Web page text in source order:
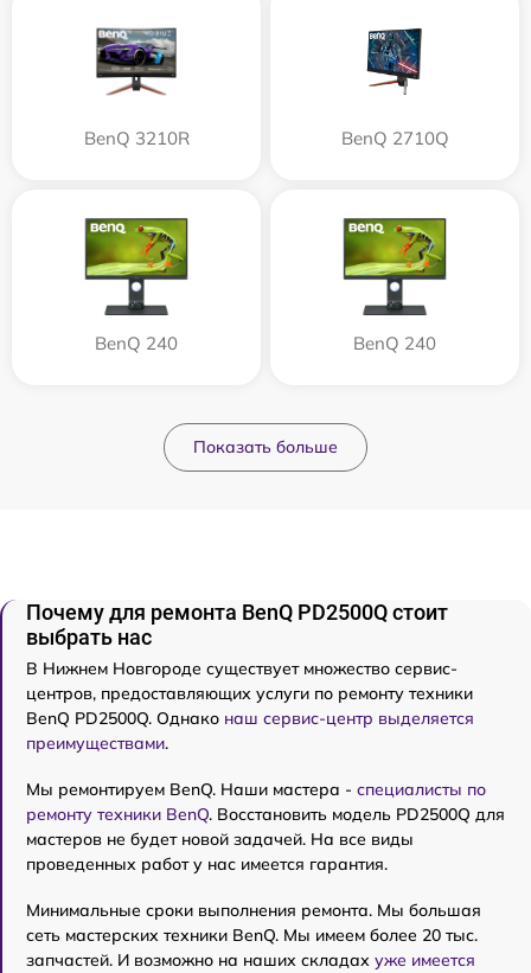
BenQ 3210R BenQ 2710Q
BenQ 240 BenQ 240
Показать больше
Почему для ремонта BenQ PD2500Q стоит
выбрать нас
В Нижнем Новгороде существует множество сервис-
центров, предоставляющих услуги по ремонту техники
BenQ PD2500Q. Однако наш сервис-центр выделяется
преимуществами.
Мы ремонтируем BenQ. Наши мастера - специалисты по
ремонту техники BenQ. Восстановить модель PD2500Q для
мастеров не будет новой задачей. На все виды
проведенных работ у нас имеется гарантия.
Минимальные сроки выполнения ремонта. Мы большая
сеть мастерских техники BenQ. Мы имеем более 20 тыс.
запчастей. И возможно на наших складах уже имеется